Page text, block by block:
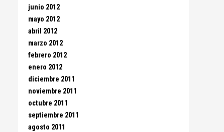
junio 2012
mayo 2012
abril 2012
marzo 2012
febrero 2012
enero 2012
diciembre 2011
noviembre 2011
octubre 2011
septiembre 2011
agosto 2011